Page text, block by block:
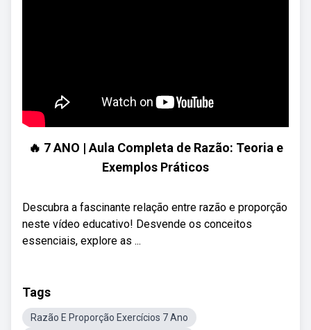
🔥 7 ANO | Aula Completa de Razão: Teoria e
Exemplos Práticos
Descubra a fascinante relação entre razão e proporção
neste vídeo educativo! Desvende os conceitos
essenciais, explore as ...
Tags
Razão E Proporção Exercícios 7 Ano